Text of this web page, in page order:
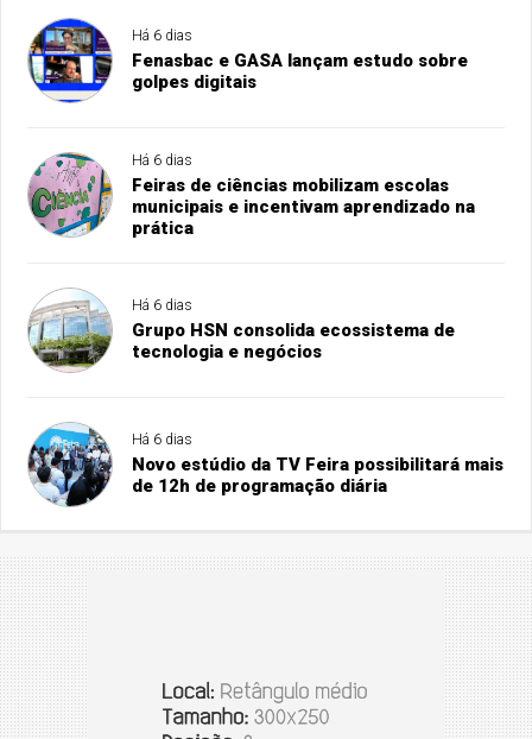
Há 6 dias
Fenasbac e GASA lançam estudo sobre
golpes digitais
Há 6 dias
Feiras de ciências mobilizam escolas
municipais e incentivam aprendizado na
prática
Há 6 dias
Grupo HSN consolida ecossistema de
tecnologia e negócios
Há 6 dias
Novo estúdio da TV Feira possibilitará mais
de 12h de programação diária